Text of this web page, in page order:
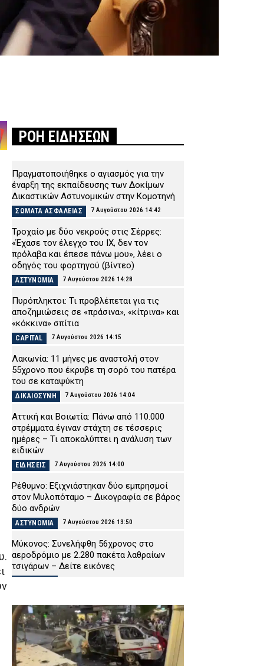
ΡΟΗ ΕΙΔΗΣΕΩΝ
Πραγματοποιήθηκε ο αγιασμός για την
έναρξη της εκπαίδευσης των Δοκίμων
Δικαστικών Αστυνομικών στην Κομοτηνή
ΣΩΜΑΤΑ ΑΣΦΑΛΕΙΑΣ 7 Αυγούστου 2026 14:42
Τροχαίο με δύο νεκρούς στις Σέρρες:
«Έχασε τον έλεγχο του ΙΧ, δεν τον
πρόλαβα και έπεσε πάνω μου», λέει ο
οδηγός του φορτηγού (βίντεο)
ΑΣΤΥΝΟΜΙΑ 7 Αυγούστου 2026 14:28
Πυρόπληκτοι: Τι προβλέπεται για τις
αποζημιώσεις σε «πράσινα», «κίτρινα» και
«κόκκινα» σπίτια
CAPITAL 7 Αυγούστου 2026 14:15
Λακωνία: 11 μήνες με αναστολή στον
55χρονο που έκρυβε τη σορό του πατέρα
του σε καταψύκτη
ΔΙΚΑΙΟΣΥΝΗ 7 Αυγούστου 2026 14:04
Αττική και Βοιωτία: Πάνω από 110.000
στρέμματα έγιναν στάχτη σε τέσσερις
ημέρες – Τι αποκαλύπτει η ανάλυση των
ειδικών
ΕΙΔΗΣΕΙΣ 7 Αυγούστου 2026 14:00
Ρέθυμνο: Εξιχνιάστηκαν δύο εμπρησμοί
στον Μυλοπόταμο – Δικογραφία σε βάρος
δύο ανδρών
ΑΣΤΥΝΟΜΙΑ 7 Αυγούστου 2026 13:50
Μύκονος: Συνελήφθη 56χρονος στο
αεροδρόμιο με 2.280 πακέτα λαθραίων
τσιγάρων – Δείτε εικόνες
ναρκωτικά – Ανάμεσά τους και ένας
ανήλικος
ΑΣΤΥΝΟΜΙΑ 7 Αυγούστου 2026 13:27
Φθιώτιδα: Πάνω από 2.000 δενδρύλλια